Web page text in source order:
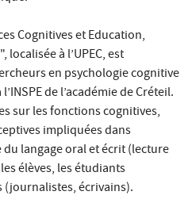
Cognitives et Education,
à l’UPEC, est
en psychologie cognitive
de l’académie de Créteil.
sur les fonctions cognitives,
impliquées dans
langage oral et écrit (lecture
élèves, les étudiants
(journalistes, écrivains).